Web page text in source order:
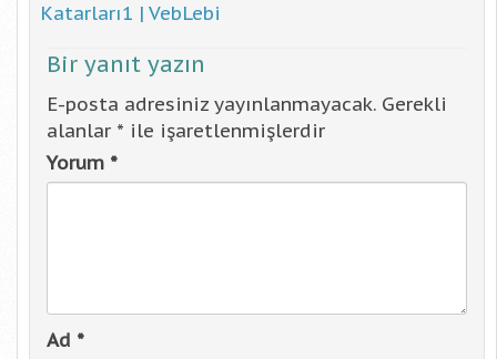
Katarları1 | VebLebi
Bir yanıt yazın
E-posta adresiniz yayınlanmayacak. Gerekli
alanlar * ile işaretlenmişlerdir
Yorum *
Ad *